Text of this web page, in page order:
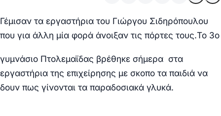
Γέμισαν τα εργαστήρια του Γιώργου Σιδηρόπουλου
που για άλλη μία φορά άνοιξαν τις πόρτες τους.Το 3ο
γυμνάσιο Πτολεμαϊδας βρέθηκε σήμερα στα
εργαστήρια της επιχείρησης με σκοπο τα παιδιά​ να
δουν πως γίνονται τα παραδοσιακά γλυκά.